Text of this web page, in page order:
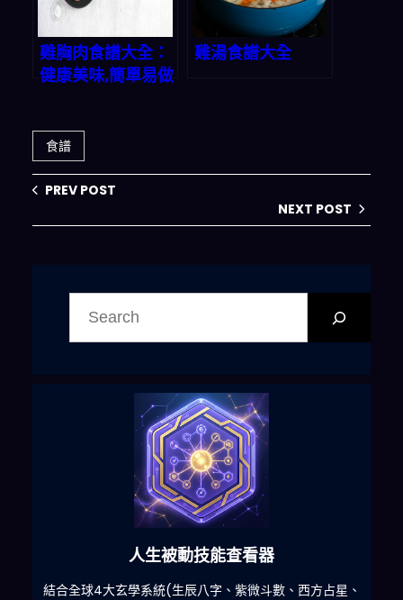
雞胸肉食譜大全：
健康美味,簡單易做
雞湯食譜大全
食譜
PREV POST
NEXT POST
六合彩發達神器
減少超過500萬個低概率中獎組合，提高中獎率